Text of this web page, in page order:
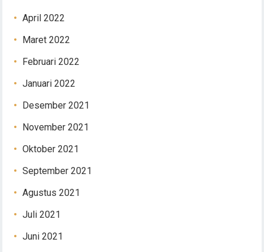
April 2022
Maret 2022
Februari 2022
Januari 2022
Desember 2021
November 2021
Oktober 2021
September 2021
Agustus 2021
Juli 2021
Juni 2021